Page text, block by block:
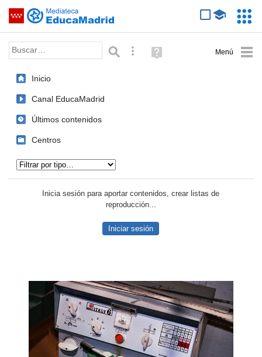
Saltar navegación
Palabra o frase: Búsqueda avanzada
Ayuda
(en
Inicio
Canal EducaMadrid
Últimos contenidos
Centros
Inicia sesión para aportar contenidos, crear listas de
reproducción...
Iniciar sesión